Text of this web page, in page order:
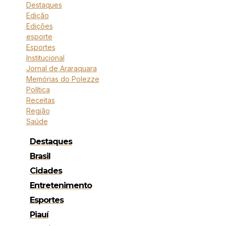
Destaques
Edição
Edições
esporte
Esportes
Institucional
Jornal de Araraquara
Memórias do Polezze
Política
Receitas
Região
Saúde
Destaques
Brasil
Cidades
Entretenimento
Esportes
Piauí